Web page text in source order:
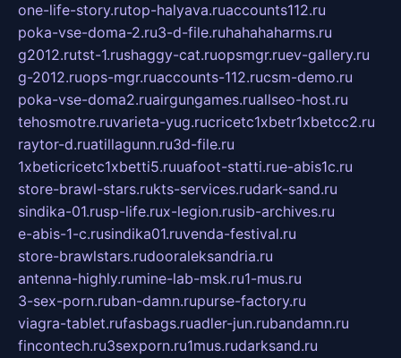
one-life-story.rutop-halyava.ruaccounts112.ru
poka-vse-doma-2.ru3-d-file.ruhahahaharms.ru
g2012.rutst-1.rushaggy-cat.ruopsmgr.ruev-gallery.ru
g-2012.ruops-mgr.ruaccounts-112.rucsm-demo.ru
poka-vse-doma2.ruairgungames.ruallseo-host.ru
tehosmotre.ruvarieta-yug.rucricetc1xbetr1xbetcc2.ru
raytor-d.ruatillagunn.ru3d-file.ru
1xbeticricetc1xbetti5.ruuafoot-statti.rue-abis1c.ru
store-brawl-stars.rukts-services.rudark-sand.ru
sindika-01.rusp-life.rux-legion.rusib-archives.ru
e-abis-1-c.rusindika01.ruvenda-festival.ru
store-brawlstars.rudooraleksandria.ru
antenna-highly.rumine-lab-msk.ru1-mus.ru
3-sex-porn.ruban-damn.rupurse-factory.ru
viagra-tablet.rufasbags.ruadler-jun.rubandamn.ru
fincontech.ru3sexporn.ru1mus.rudarksand.ru